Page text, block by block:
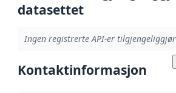
datasettet
Ingen registrerte API-er
Kontaktinformasjon